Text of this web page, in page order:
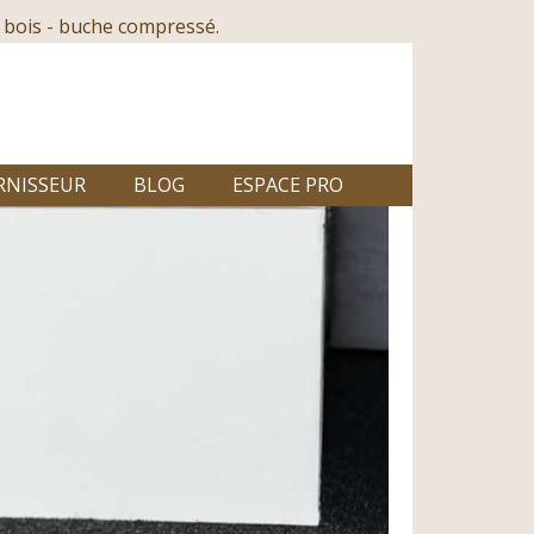
- buche compressé.
BLOG ESPACE PRO